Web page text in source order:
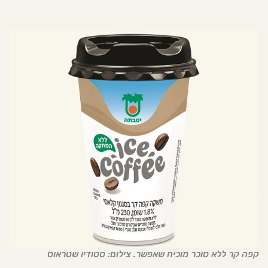
קפה קר ללא סוכר מוכיח שאפשר. צילום: סטודיו שטראוס